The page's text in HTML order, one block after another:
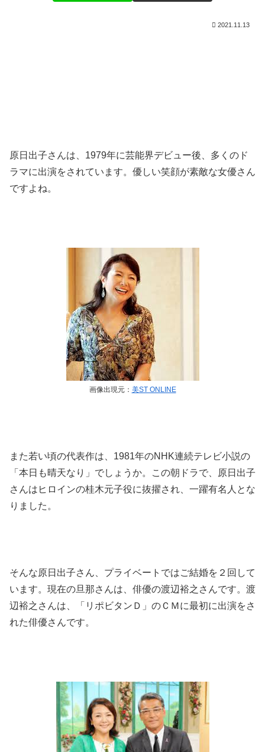
2021.11.13
原日出子さんは、1979年に芸能界デビュー後、多くのド
ラマに出演をされています。優しい笑顔が素敵な女優さん
ですよね。
画像出現元： 美ST ONLINE
また若い頃の代表作は、1981年のNHK連続テレビ小説の
「本日も晴天なり」でしょうか。この朝ドラで、原日出子
さんはヒロインの桂木元子役に抜擢され、一躍有名人とな
りました。
そんな原日出子さん、プライベートではご結婚を２回して
います。現在の旦那さんは、俳優の渡辺裕之さんです。渡
辺裕之さんは、「リポビタンＤ」のＣＭに最初に出演をさ
れた俳優さんです。